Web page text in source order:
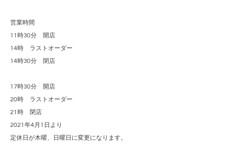
営業時間
11時30分 開店
14時 ラストオーダー
14時30分 閉店
17時30分 開店
20時 ラストオーダー
21時 閉店
2021年4月1日より
定休日が木曜、日曜日に変更になります。